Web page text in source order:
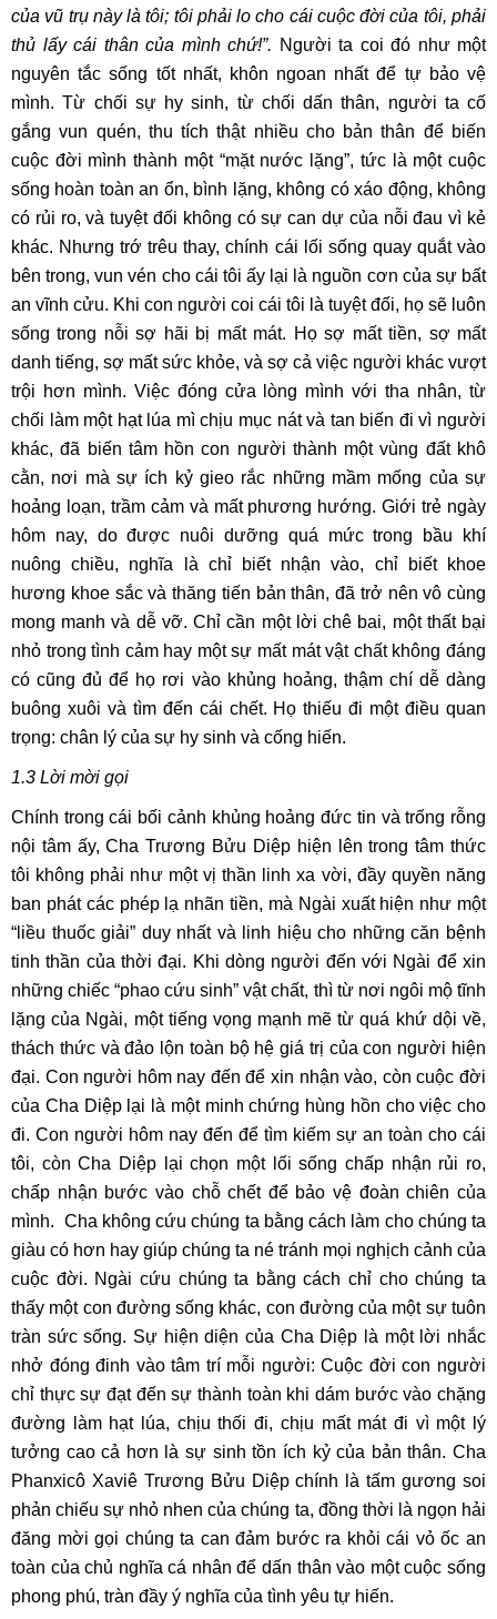
của vũ trụ này là tôi; tôi phải lo cho cái cuộc đời của tôi, phải
thủ lấy cái thân của mình chứ!”. Người ta coi đó như một
nguyên tắc sống tốt nhất, khôn ngoan nhất để tự bảo vệ
mình. Từ chối sự hy sinh, từ chối dấn thân, người ta cố
gắng vun quén, thu tích thật nhiều cho bản thân để biến
cuộc đời mình thành một “mặt nước lặng”, tức là một cuộc
sống hoàn toàn an ổn, bình lặng, không có xáo động, không
có rủi ro, và tuyệt đối không có sự can dự của nỗi đau vì kẻ
khác. Nhưng trớ trêu thay, chính cái lối sống quay quắt vào
bên trong, vun vén cho cái tôi ấy lại là nguồn cơn của sự bất
an vĩnh cửu. Khi con người coi cái tôi là tuyệt đối, họ sẽ luôn
sống trong nỗi sợ hãi bị mất mát. Họ sợ mất tiền, sợ mất
danh tiếng, sợ mất sức khỏe, và sợ cả việc người khác vượt
trội hơn mình. Việc đóng cửa lòng mình với tha nhân, từ
chối làm một hạt lúa mì chịu mục nát và tan biến đi vì người
khác, đã biến tâm hồn con người thành một vùng đất khô
cằn, nơi mà sự ích kỷ gieo rắc những mầm mống của sự
hoảng loạn, trầm cảm và mất phương hướng. Giới trẻ ngày
hôm nay, do được nuôi dưỡng quá mức trong bầu khí
nuông chiều, nghĩa là chỉ biết nhận vào, chỉ biết khoe
hương khoe sắc và thăng tiến bản thân, đã trở nên vô cùng
mong manh và dễ vỡ. Chỉ cần một lời chê bai, một thất bại
nhỏ trong tình cảm hay một sự mất mát vật chất không đáng
có cũng đủ để họ rơi vào khủng hoảng, thậm chí dễ dàng
buông xuôi và tìm đến cái chết. Họ thiếu đi một điều quan
trọng: chân lý của sự hy sinh và cống hiến.
​​​​​​​1.3 Lời mời gọi
Chính trong cái bối cảnh khủng hoảng đức tin và trống rỗng
nội tâm ấy, Cha Trương Bửu Diệp hiện lên trong tâm thức
tôi không phải như một vị thần linh xa vời, đầy quyền năng
ban phát các phép lạ nhãn tiền, mà Ngài xuất hiện như một
“liều thuốc giải” duy nhất và linh hiệu cho những căn bệnh
tinh thần của thời đại. Khi dòng người đến với Ngài để xin
những chiếc “phao cứu sinh” vật chất, thì từ nơi ngôi mộ tĩnh
lặng của Ngài, một tiếng vọng mạnh mẽ từ quá khứ dội về,
thách thức và đảo lộn toàn bộ hệ giá trị của con người hiện
đại. Con người hôm nay đến để xin nhận vào, còn cuộc đời
của Cha Diệp lại là một minh chứng hùng hồn cho việc cho
đi. Con người hôm nay đến để tìm kiếm sự an toàn cho cái
tôi, còn Cha Diệp lại chọn một lối sống chấp nhận rủi ro,
chấp nhận bước vào chỗ chết để bảo vệ đoàn chiên của
mình. Cha không cứu chúng ta bằng cách làm cho chúng ta
giàu có hơn hay giúp chúng ta né tránh mọi nghịch cảnh của
cuộc đời. Ngài cứu chúng ta bằng cách chỉ cho chúng ta
thấy một con đường sống khác, con đường của một sự tuôn
tràn sức sống. Sự hiện diện của Cha Diệp là một lời nhắc
nhở đóng đinh vào tâm trí mỗi người: Cuộc đời con người
chỉ thực sự đạt đến sự thành toàn khi dám bước vào chặng
đường làm hạt lúa, chịu thối đi, chịu mất mát đi vì một lý
tưởng cao cả hơn là sự sinh tồn ích kỷ của bản thân. Cha
Phanxicô Xaviê Trương Bửu Diệp chính là tấm gương soi
phản chiếu sự nhỏ nhen của chúng ta, đồng thời là ngọn hải
đăng mời gọi chúng ta can đảm bước ra khỏi cái vỏ ốc an
toàn của chủ nghĩa cá nhân để dấn thân vào một cuộc sống
phong phú, tràn đầy ý nghĩa của tình yêu tự hiến.